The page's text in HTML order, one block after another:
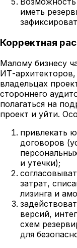
иметь
Корректная
Малому бизнесу
ИТ-
владельцах
стороннего
полагаться на
проект и уйти.
привлекать
договоров
и утечки);
затрат,
лизинга и
версий,
схем
для